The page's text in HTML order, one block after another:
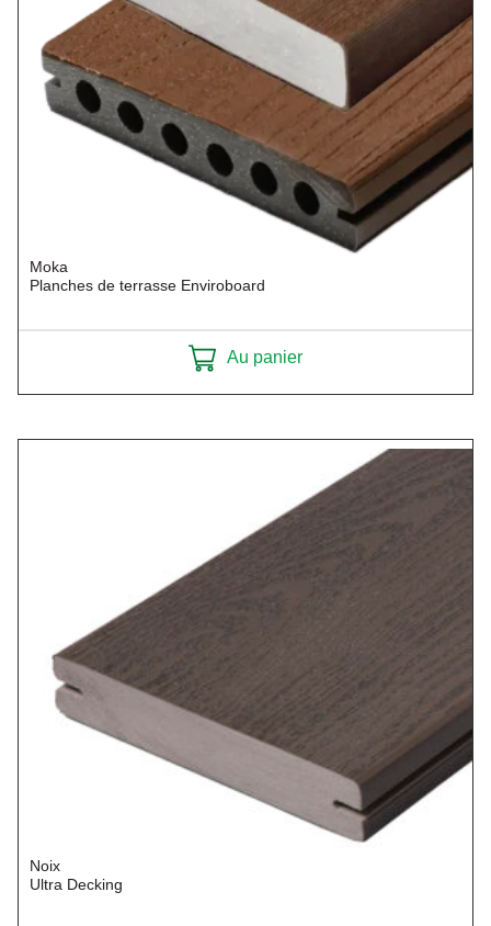
Moka
Planches de terrasse Enviroboard
Au panier
Noix
Ultra Decking